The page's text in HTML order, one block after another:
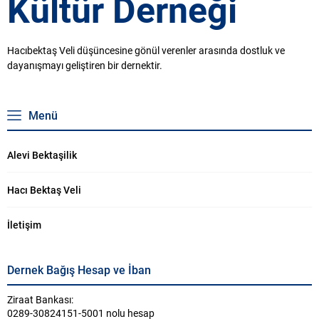
Hacıbektaş Veli düşüncesine gönül verenler arasında dostluk ve
dayanışmayı geliştiren bir dernektir.
Menü
Alevi Bektaşilik
Hacı Bektaş Veli
İletişim
Dernek Bağış Hesap ve İban
Ziraat Bankası:
0289-30824151-5001 nolu hesap